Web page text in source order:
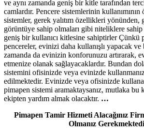
ve aynı zamanda geniş bir kitle tarafından
camlardır. Pencere sistemlerinin
sistemler, gerek yalıtım özellikleri yönünden,
görüntüye sahip olmaları gibi niteliklere sahip
geniş bir kullanıcı kitlesine sahiptirler Çünkü
pencereler, evinizi daha kullanışlı yapacak ve
zamanda da evinizin konforunuzu artırarak,
etmenize olanak sağlayacaklardır. Bundan
sistemini ofisinizde veya evinizde
edilmektedir. Evinizde veya ofisinizde
pimapen sistemi aramaktaysanız, mutlaka bu
ekipten yardım almak olacaktır. …
Pimapen Tamir Hizmeti Alacağınız
Olmanız